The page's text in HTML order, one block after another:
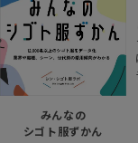
みんなの
シゴト服ずかん